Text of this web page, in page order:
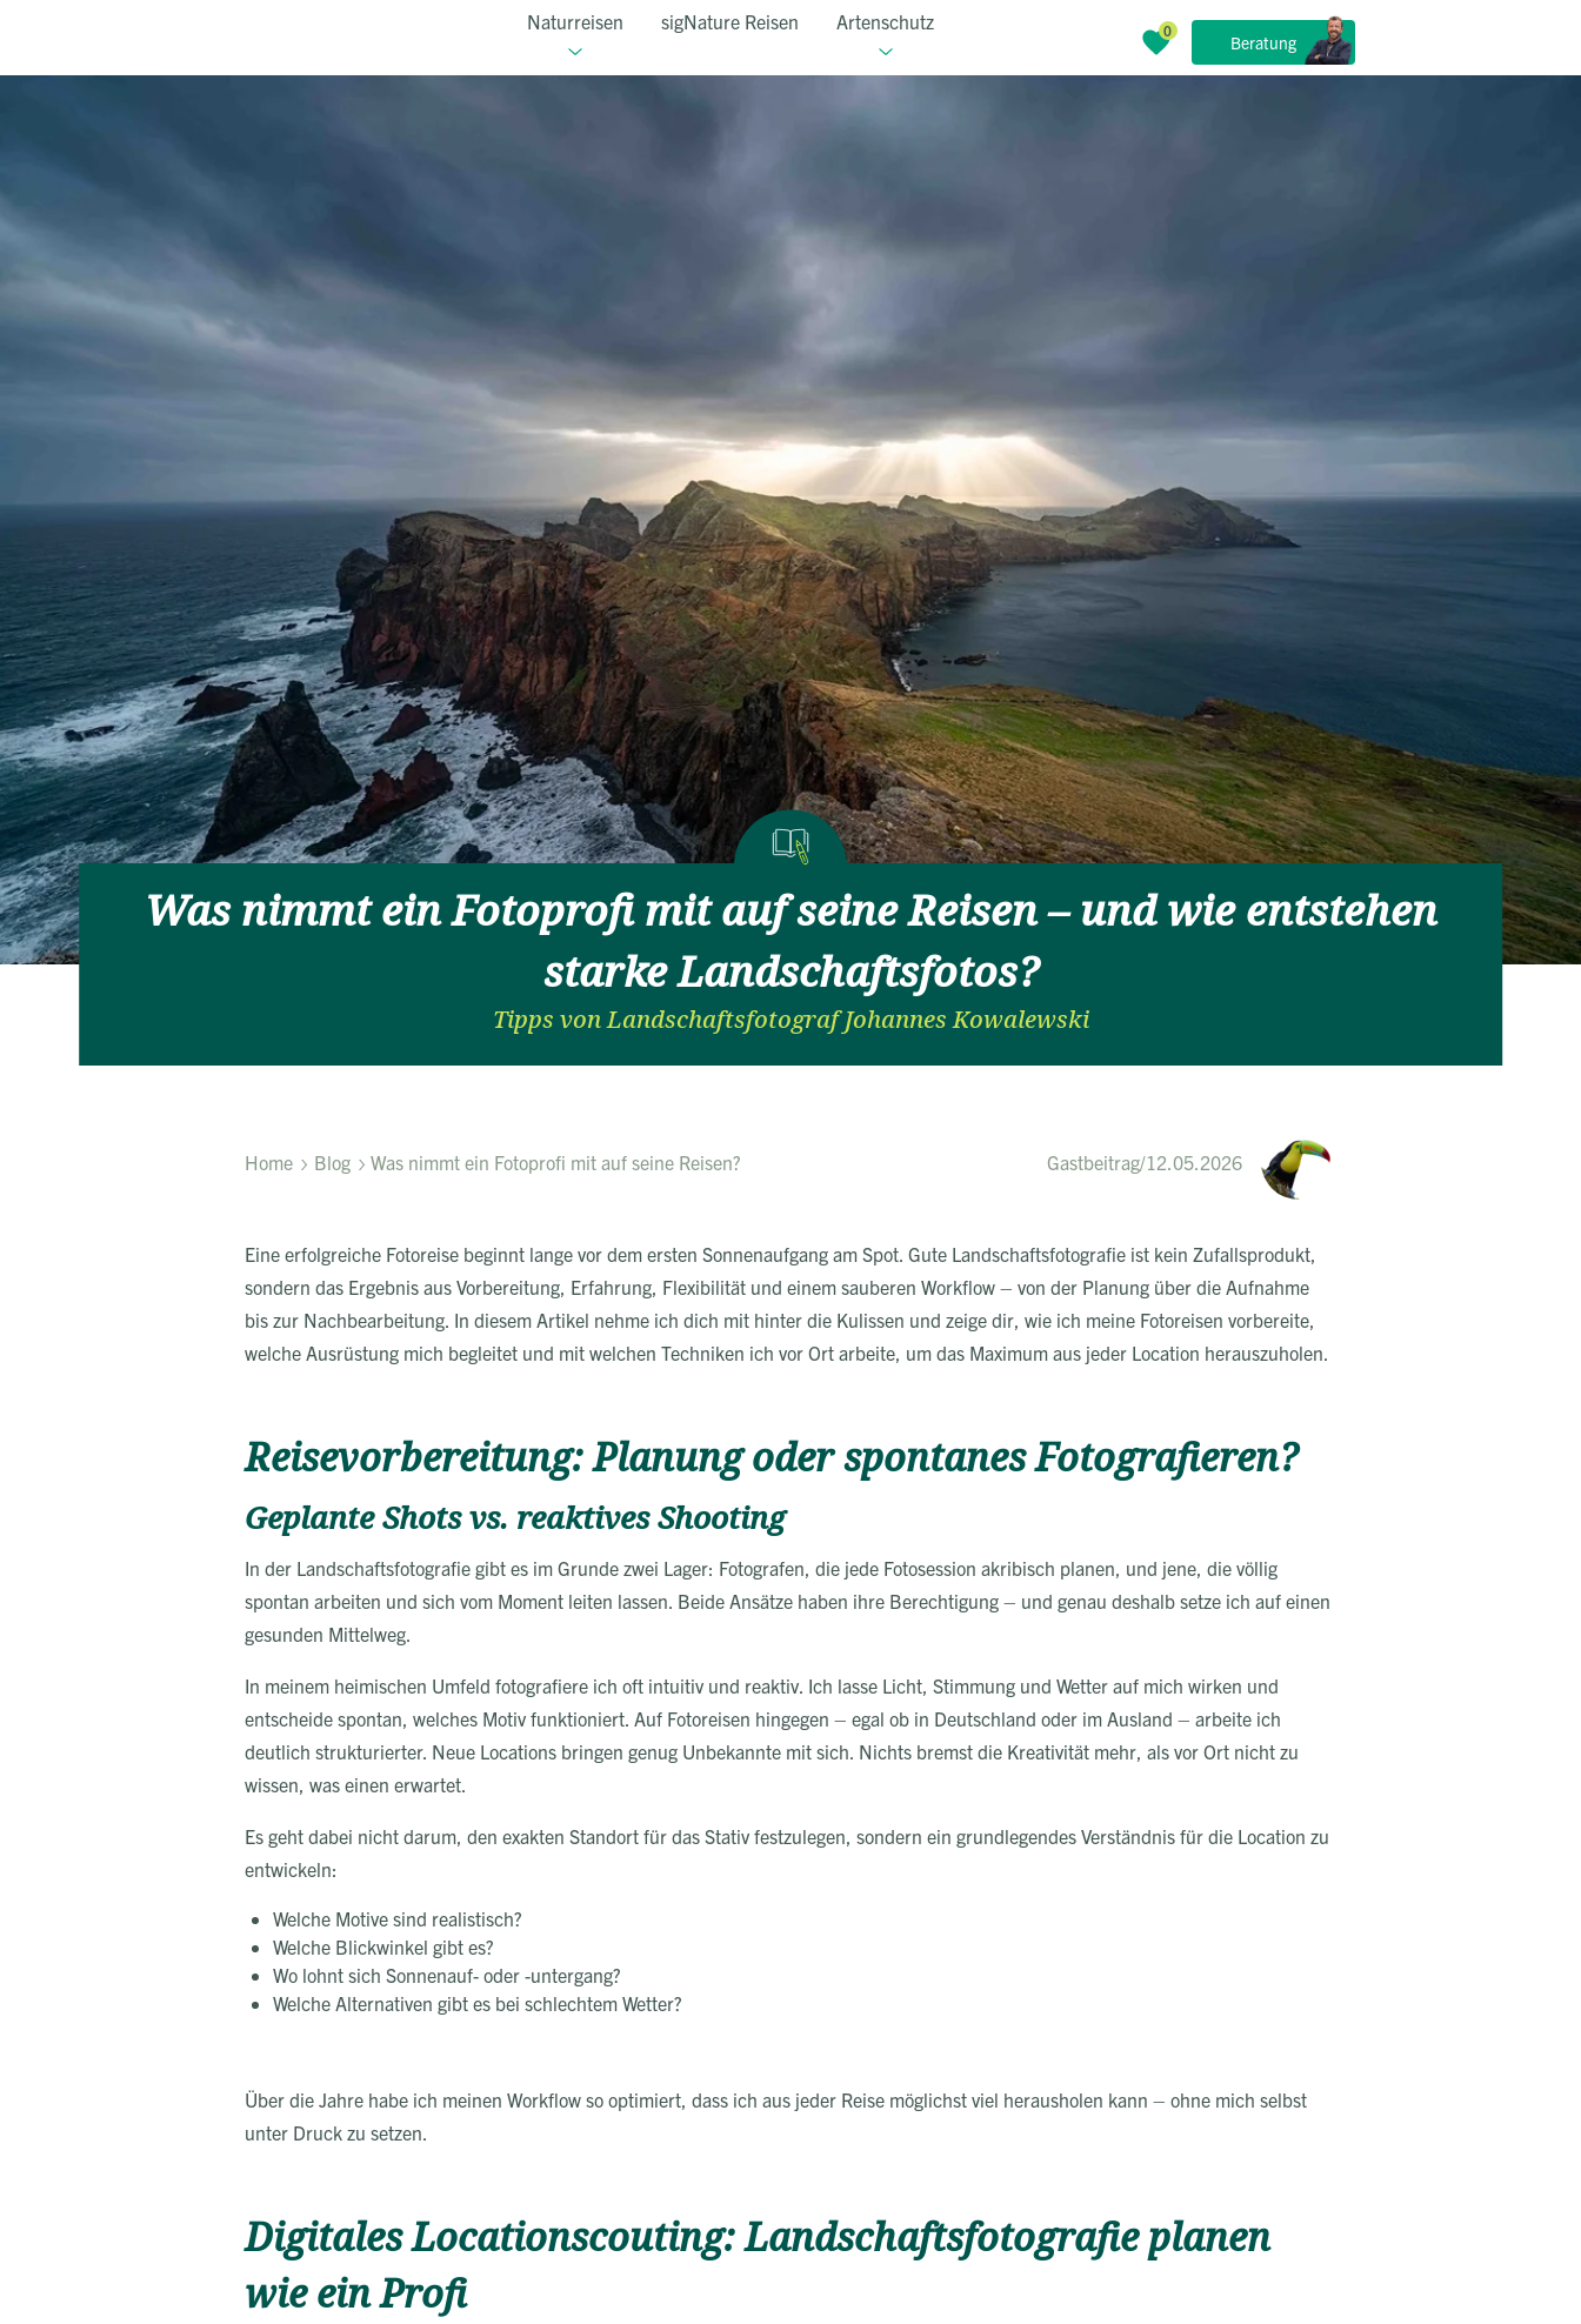
Beratung
Naturreisen sigNature Reisen Artenschutz
Was nimmt ein Fotoprofi mit auf seine Reisen – und wie entstehen
starke Landschaftsfotos?
Tipps von Landschaftsfotograf Johannes Kowalewski
Home Blog Was nimmt ein Fotoprofi mit auf seine Reisen? Gastbeitrag/12.05.2026
Eine erfolgreiche Fotoreise beginnt lange vor dem ersten Sonnenaufgang am Spot. Gute Landschaftsfotografie ist kein Zufallsprodukt,
sondern das Ergebnis aus Vorbereitung, Erfahrung, Flexibilität und einem sauberen Workflow – von der Planung über die Aufnahme
bis zur Nachbearbeitung. In diesem Artikel nehme ich dich mit hinter die Kulissen und zeige dir, wie ich meine Fotoreisen vorbereite,
welche Ausrüstung mich begleitet und mit welchen Techniken ich vor Ort arbeite, um das Maximum aus jeder Location herauszuholen.
Reisevorbereitung: Planung oder spontanes Fotografieren?
Geplante Shots vs. reaktives Shooting
In der Landschaftsfotografie gibt es im Grunde zwei Lager: Fotografen, die jede Fotosession akribisch planen, und jene, die völlig
spontan arbeiten und sich vom Moment leiten lassen. Beide Ansätze haben ihre Berechtigung – und genau deshalb setze ich auf einen
gesunden Mittelweg.
In meinem heimischen Umfeld fotografiere ich oft intuitiv und reaktiv. Ich lasse Licht, Stimmung und Wetter auf mich wirken und
entscheide spontan, welches Motiv funktioniert. Auf Fotoreisen hingegen – egal ob in Deutschland oder im Ausland – arbeite ich
deutlich strukturierter. Neue Locations bringen genug Unbekannte mit sich. Nichts bremst die Kreativität mehr, als vor Ort nicht zu
wissen, was einen erwartet.
Es geht dabei nicht darum, den exakten Standort für das Stativ festzulegen, sondern ein grundlegendes Verständnis für die Location zu
entwickeln:
Welche Motive sind realistisch?
Welche Blickwinkel gibt es?
Wo lohnt sich Sonnenauf- oder -untergang?
Welche Alternativen gibt es bei schlechtem Wetter?
Über die Jahre habe ich meinen Workflow so optimiert, dass ich aus jeder Reise möglichst viel herausholen kann – ohne mich selbst
unter Druck zu setzen.
Digitales Locationscouting: Landschaftsfotografie planen
wie ein Profi